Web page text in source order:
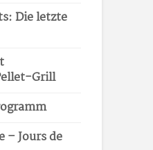
Die letzte
Grill
– Jours de